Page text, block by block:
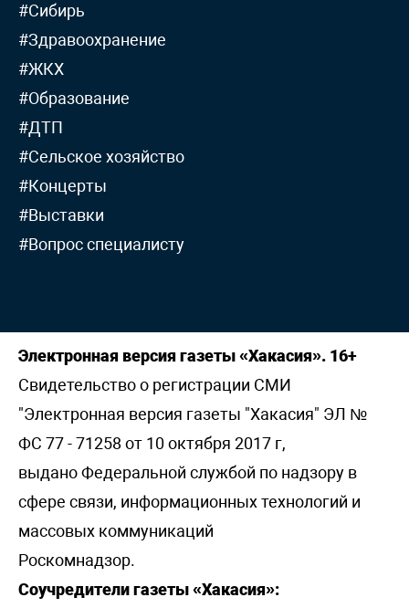
#Сибирь
#Здравоохранение
#ЖКХ
#Образование
#ДТП
#Сельское хозяйство
#Концерты
#Выставки
#Вопрос специалисту
Электронная версия газеты «Хакасия». 16+
Свидетельство о регистрации СМИ
"Электронная версия газеты "Хакасия" ЭЛ №
ФС 77 - 71258 от 10 октября 2017 г,
выдано Федеральной службой по надзору в
сфере связи, информационных технологий и
массовых коммуникаций
Роскомнадзор.
Соучредители газеты «Хакасия»: